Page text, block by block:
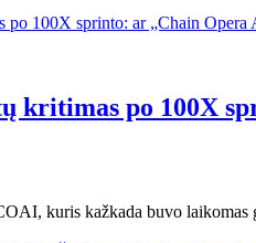
kritimas po 100X
kuris kažkada buvo